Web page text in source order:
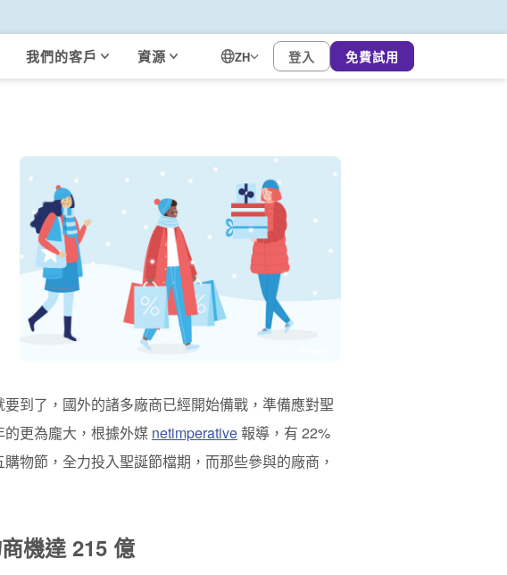
我們的客戶 資源 ZH 登入 免費試用
到了，國外的諸多廠商已經開始備戰，準備應對聖
更為龐大，根據外媒 netimperative報導，有 22%
物節，全力投入聖誕節檔期，而那些參與的廠商，
機達 215 億